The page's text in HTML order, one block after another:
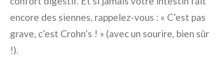
encore des siennes, rappelez-vous : « C’est pas
grave, c’est Crohn’s ! » (avec un sourire, bien sûr
!).